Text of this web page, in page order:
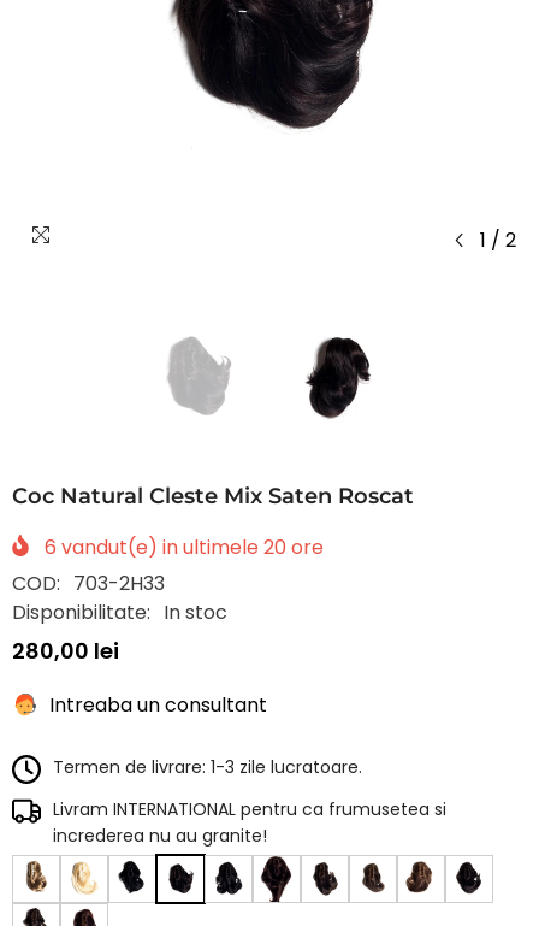
1 / 2
Coc Natural Cleste Mix Saten Roscat
6 vandut(e) in ultimele 20 ore
COD: 703-2H33
Disponibilitate: In stoc
280,00 lei
Intreaba un consultant
Termen de livrare: 1-3 zile lucratoare.
Livram INTERNATIONAL pentru ca frumusetea si
increderea nu au granite!